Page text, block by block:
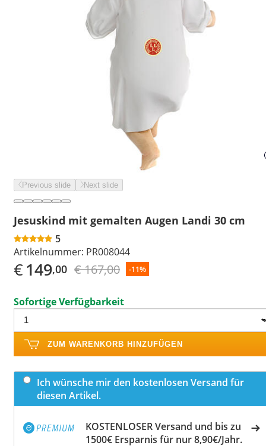
Previous slide Next slide
Jesuskind mit gemalten Augen Landi 30 cm
5
Artikelnummer: PR008044
€149,00 € 167,00 -11%
Sofortige Verfügbarkeit
ZUM WARENKORB HINZUFÜGEN
Ich wünsche mir den kostenlosen Versand für
diesen Artikel.
KOSTENLOSER Versand und bis zu
1500€ Ersparnis für nur 8,90€/Jahr.